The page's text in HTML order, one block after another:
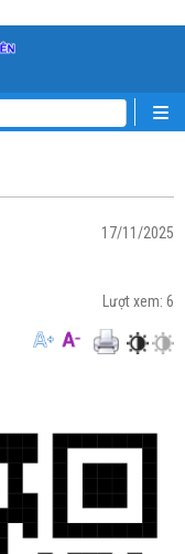
17/11/2025
Lượt xem: 6